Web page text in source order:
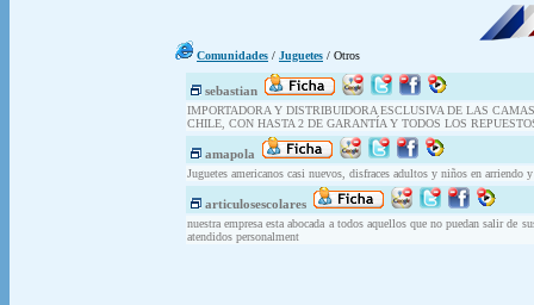
Comunidades / Juguetes / Otros
sebastian
IMPORTADORA Y DISTRIBUIDORA ESCLUSIVA DE LAS
CHILE, CON HASTA 2 DE GARANTÍA Y TODOS LOS
amapola
Juguetes americanos casi nuevos, disfraces adultos y niños en arriendo
articulosescolares
nuestra empresa esta abocada a todos aquellos que no puedan salir de
atendidos personalment